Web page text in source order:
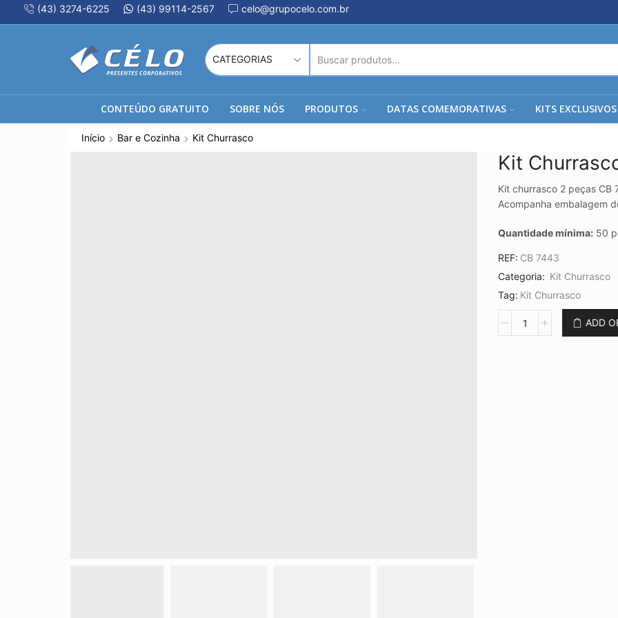
(43) 3274-6225 (43) 99114-2567 celo@grupocelo.com.br
DE
PESQUISA
CONTEÚDO GRATUITO SOBRE NÓS PRODUTOS DATAS COMEMORATIVAS KITS EXCLUSIVOS
Início Bar e Cozinha Kit Churrasco
Kit
Kit churrasco 2 peças
Acompanha embalagem
Quantidade mínima: 50
REF: CB 7443
Categoria: Kit Churrasco
Tag: Kit Churrasco
Churrasco
ADD